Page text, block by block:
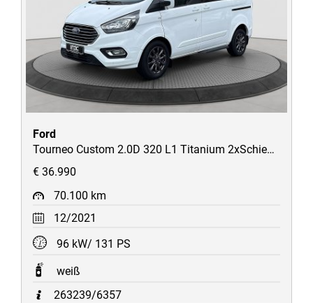
Ford
Tourneo Custom 2.0D 320 L1 Titanium 2xSchiebetüren/Kamera/Zusatzheizung-Hinten/uvm
€ 36.990
70.100 km
12/2021
96 kW/ 131 PS
weiß
263239/6357